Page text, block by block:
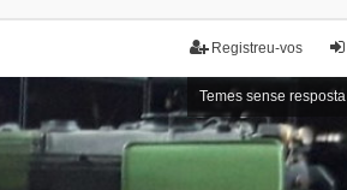
Registreu-vos
Temes sense resposta